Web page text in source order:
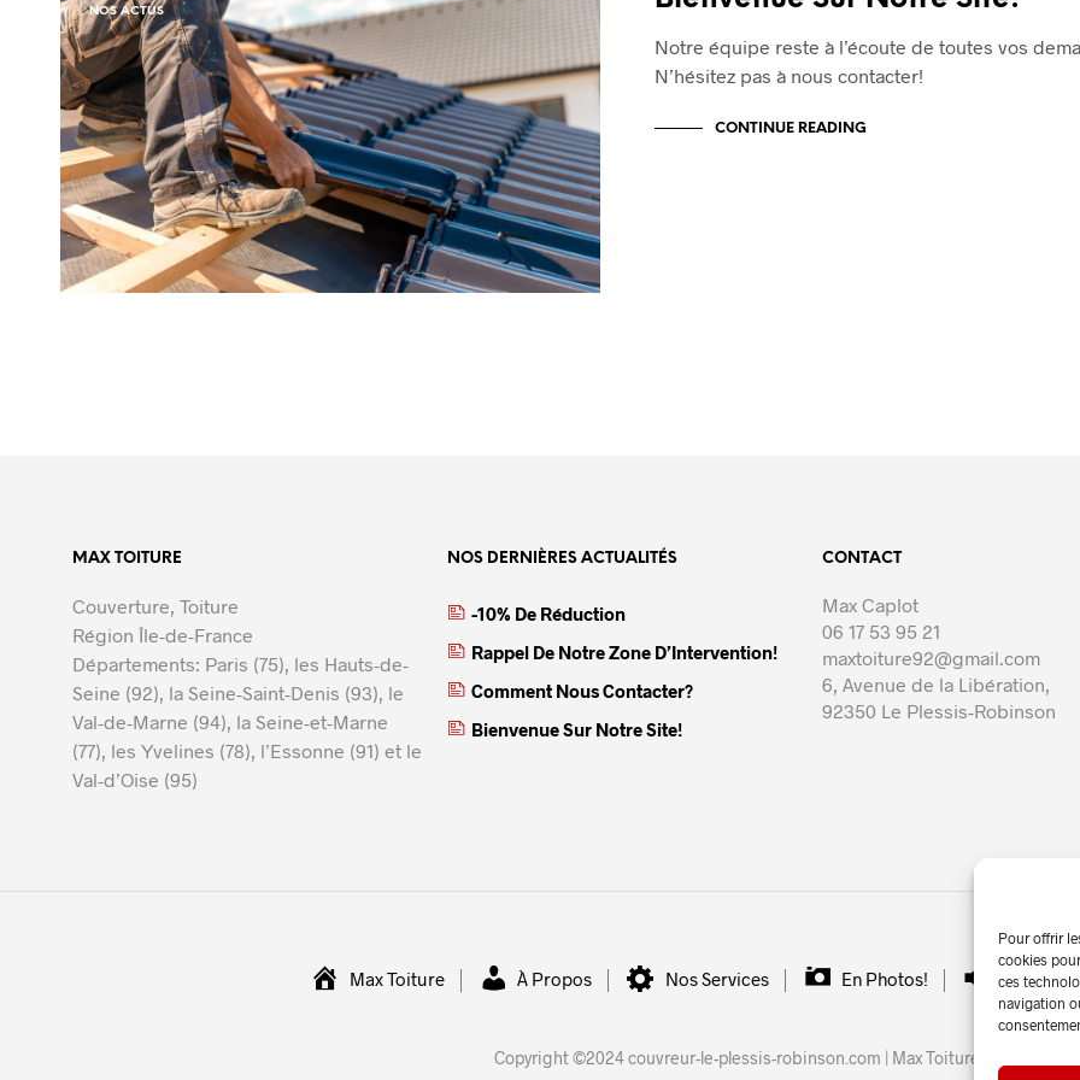
Pour offrir
cookies
ces
navigation
NOS ACTUS
Notre équipe reste à l’écoute de toutes vos
N’hésitez pas à nous contacter!
CONTINUE READING
MAX TOITURE
Couverture, Toiture
Région Île-de-France
Départements: Paris (75), les Hauts-de-
Seine (92), la Seine-Saint-Denis (93), le
Val-de-Marne (94), la Seine-et-Marne
(77), les Yvelines (78), l’Essonne (91) et le
Val-d’Oise (95)
NOS DERNIÈRES ACTUALITÉS
-10% De Réduction
Rappel De Notre Zone D’Intervention!
Comment Nous Contacter?
Bienvenue Sur Notre Site!
CONTACT
Max Caplot
06 17 53 95 21
maxtoiture92@gmail.com
6, Avenue de la Libération,
92350 Le Plessis-Robinson
Max Toiture À Propos Nos Services En Photos! Nos
Copyright ©2024 couvreur-le-plessis-robinson.com | Max Toiture |